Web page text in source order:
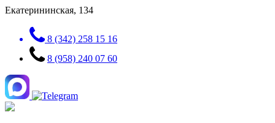
Екатерининская, 134
8 (342) 258 15 16
8 (958) 240 07 60